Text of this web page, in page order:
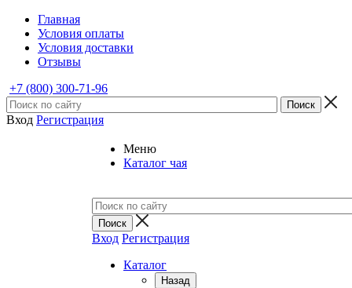
Главная
Условия оплаты
Условия доставки
Отзывы
+7 (800) 300-71-96
Вход Регистрация
Меню
Каталог чая
Вход Регистрация
Каталог
Назад